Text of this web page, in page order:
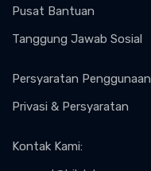
Pusat Bantuan
Tanggung Jawab Sosial
Persyaratan Penggunaan
Privasi & Persyaratan
Kontak Kami: